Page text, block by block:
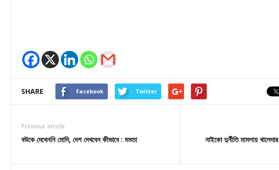
SHARE Facebook Twitter
Previous article
বউকে দেখেননি মোদি, দেশ দেখবেন কীভাবে : মমতা নাইকো দুর্নীতি মামলায়